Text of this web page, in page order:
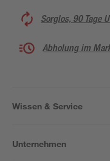
Sorglos, 90 Tage
Abholung im
Wissen & Service
Unternehmen